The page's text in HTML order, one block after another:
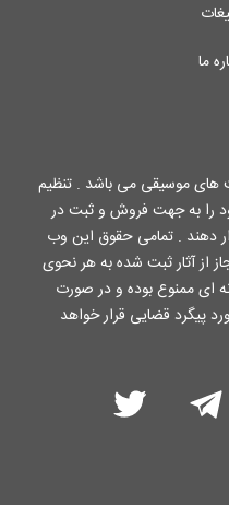
ما
های موسیقی می باشد . تنظیم
را به جهت فروش و ثبت در
دهند . تمامی حقوق این وب
از آثار ثبت شده به هر نحوی
رایانه ای ممنوع بوده و در صورت
پیگرد قضایی قرار خواهد